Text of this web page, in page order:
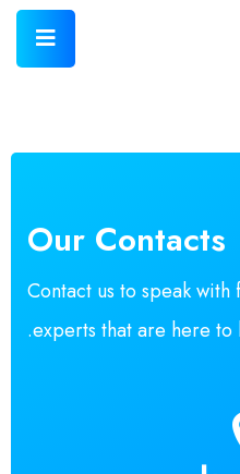
Our Contacts
Contact us to speak
experts that are here to